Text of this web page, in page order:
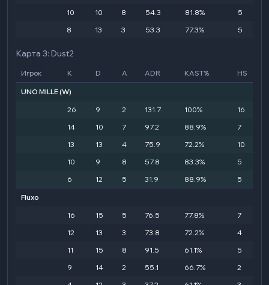
10
10 8 54.3 81.8% 5
8
13 3 53.3 77.3% 5
Карта 3: Dust2
Игрок K D A ADR KAST% HS
UNO MILLE(W)
26
9 2 131.7 100% 16
14
10 7 97.2 88.9% 7
13
13 4 75.9 72.2% 10
10
9 8 57.8 83.3% 5
6
12 5 31.9 88.9% 5
Fluxo
16
15 5 76.5 77.8% 7
12
13 3 73.8 72.2% 4
11
15 8 91.5 61.1% 5
9
14 2 55.1 66.7% 2